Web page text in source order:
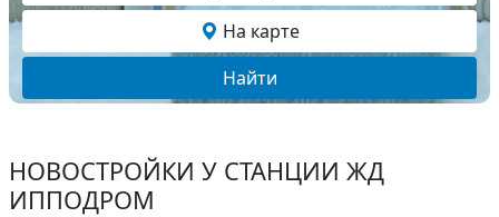
На карте
Найти
НОВОСТРОЙКИ У СТАНЦИИ ЖД
ИППОДРОМ